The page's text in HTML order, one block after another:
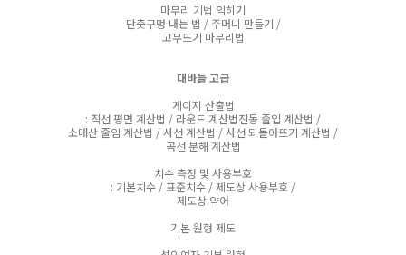
마무리 기법 익히기
단춧구멍 내는 법 / 주머니 만들기 /
고무뜨기 마무리법
대바늘 고급
게이지 산출법
: 직선 평면 계산법 / 라운드 계산법진동 줄입 계산법 /
소매산 줄임 계산법 / 사선 계산법 / 사선 되돌아뜨기 계산법 /
곡선 분해 계산법
치수 측정 및 사용부호
: 기본치수 / 표준치수 / 제도상 사용부호 /
제도상 약어
기본 원형 제도